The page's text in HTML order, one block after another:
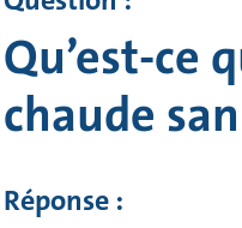
Qu’est-ce
chaude
Réponse :